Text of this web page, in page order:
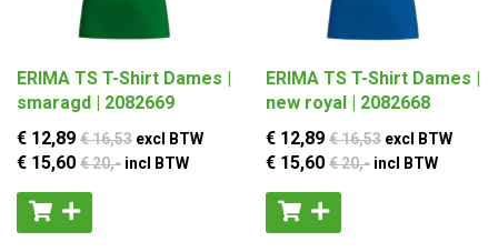
ERIMA TS T-Shirt Dames |
smaragd | 2082669
€ 12,89 € 16,53 excl BTW
€ 15,60 € 20,- incl BTW
ERIMA TS T-Shirt Dames |
new royal | 2082668
€ 12,89 € 16,53 excl BTW
€ 15,60 € 20,- incl BTW